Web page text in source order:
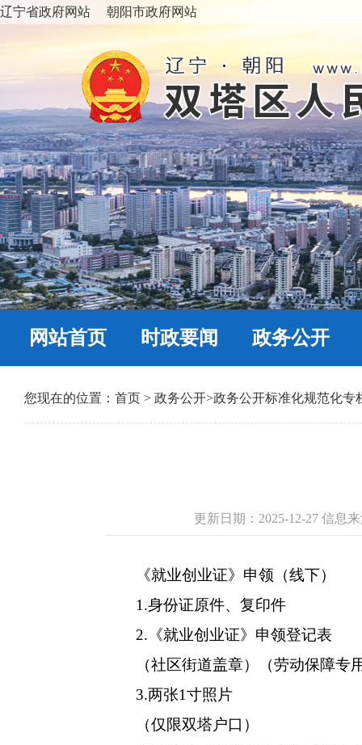
辽宁省政府网站 朝阳市政府网站
网站首页 时政要闻 政务公开
您现在的位置： 首页 > 政务公开>政务公开标准化规范化专
更新日期：2025-12-27 信息
《就业创业证》申领（线下）
1.身份证原件、复印件
2.《就业创业证》申领登记表
（社区街道盖章）（劳动保障专
3.两张1寸照片
（仅限双塔户口）